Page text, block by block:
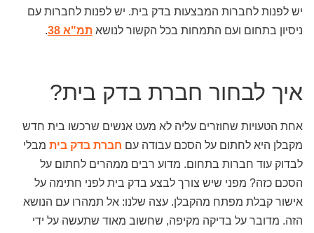
יש לפנות לחברות המבצעות בדק בית. יש לפנות לחברות עם
ניסיון בתחום ועם התמחות בכל הקשור לנושא תמ"א 38 .
איך לבחור חברת בדק בית?
אחת הטעויות שחוזרים עליה לא מעט אנשים שרכשו בית חדש
מקבלן היא לחתום על הסכם עבודה עם חברת בדק בית מבלי
לבדוק עוד חברות בתחום. מדוע רבים ממהרים לחתום על
הסכם כזה? מפני שיש צורך לבצע בדק בית לפני חתימה על
אישור קבלת מפתח מהקבלן. עצה שלנו: אל תמהרו עם הנושא
הזה. מדובר על בדיקה מקיפה, שחשוב מאוד שתעשה על ידי